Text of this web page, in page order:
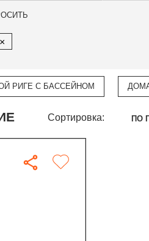
×
РИГЕ С БАССЕЙНОМ
Сортировка: ПО